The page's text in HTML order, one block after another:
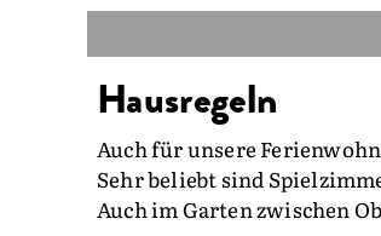
Hausregeln
Auch für unsere
Sehr beliebt sind
Auch im Garten zwischen